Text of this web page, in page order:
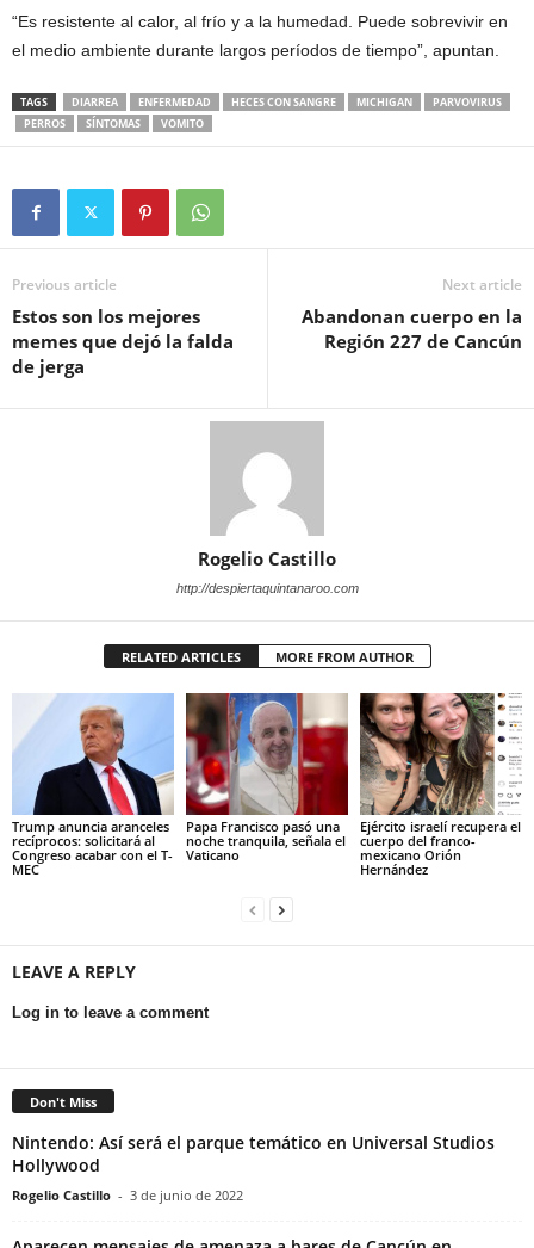
“Es resistente al calor, al frío y a la humedad. Puede sobrevivir en
el medio ambiente durante largos períodos de tiempo”, apuntan.
TAGS DIARREA ENFERMEDAD HECES CON SANGRE MICHIGAN
PARVOVIRUS
PERROS
SÍNTOMAS VOMITO
Previous article
Estos son los mejores
memes que dejó la falda
de jerga
Next article
Abandonan cuerpo en la
Región 227 de Cancún
Rogelio Castillo
http://despiertaquintanaroo.com
RELATED ARTICLES MORE FROM AUTHOR
Trump anuncia aranceles
recíprocos: solicitará al
Congreso acabar con el T-
MEC
Papa Francisco pasó una
noche tranquila, señala el
Vaticano
Ejército israelí recupera el
cuerpo del franco-
mexicano Orión
Hernández
LEAVE A REPLY
Log in to leave a comment
Don't Miss
Nintendo: Así será el parque temático en Universal Studios
Hollywood
Rogelio Castillo - 3 de junio de 2022